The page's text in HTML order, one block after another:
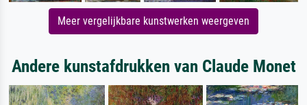
Meer vergelijkbare kunstwerken weergeven
Andere kunstafdrukken van Claude Monet